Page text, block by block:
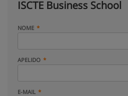
ISCTE Business School
NOME
APELIDO
E-MAIL